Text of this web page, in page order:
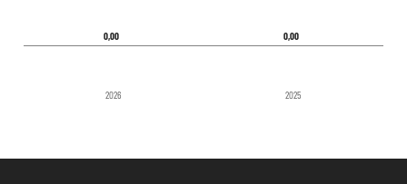
0,00
0,00 0,00
0,00
2026 2025